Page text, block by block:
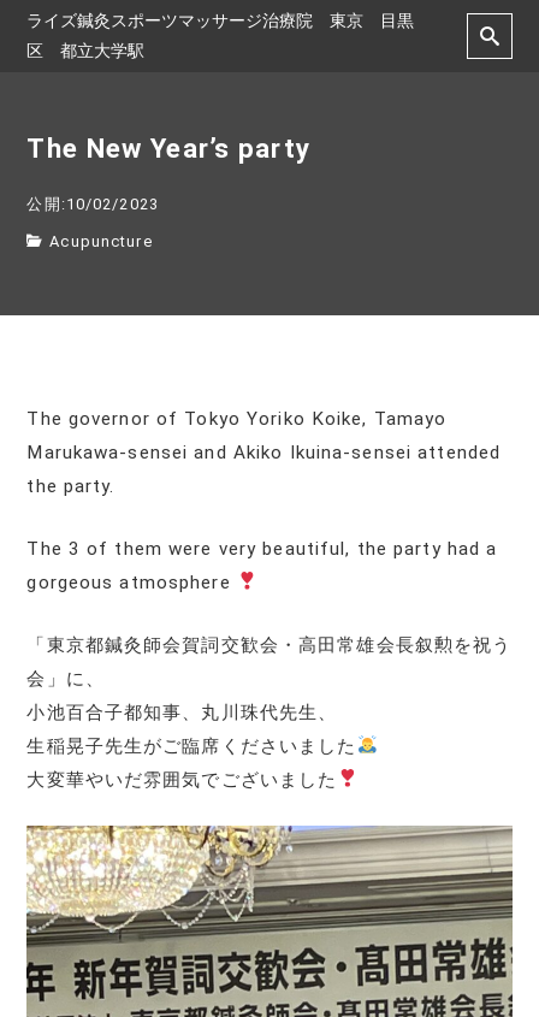
ライズ鍼灸スポーツマッサージ治療院 東京 目黒
区 都立大学駅
The New Year’s party
公開:10/02/2023
Acupuncture
The governor of Tokyo Yoriko Koike, Tamayo
Marukawa-sensei and Akiko Ikuina-sensei attended
the party.
The 3 of them were very beautiful, the party had a
gorgeous atmosphere
「東京都鍼灸師会賀詞交歓会・高田常雄会長叙勲を祝う
会」に、
小池百合子都知事、丸川珠代先生、
生稲晃子先生がご臨席くださいました
大変華やいだ雰囲気でございました